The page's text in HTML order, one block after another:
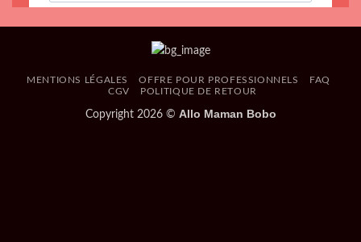
MENTIONS LÉGALES OFFRE POUR PROFESSIONNELS
FAQ
CGV
POLITIQUE DE RETOUR
Copyright 2026 © Allo Maman Bobo